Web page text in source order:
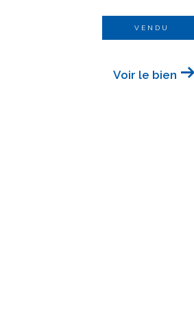
VENDU
Voir le bien